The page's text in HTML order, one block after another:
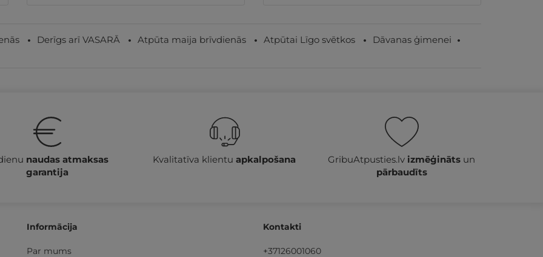
Derīgs arī VASARĀ Atpūta maija brīvdienās Atpūtai Līgo svētkos
Dāvanas ģimenei
naudas atmaksas
garantija
Kvalitatīva klientuapkalpošana GribuAtpusties.lv izmēģināts un
pārbaudīts
Informācija
Par mums
Kontakti
+37126001060